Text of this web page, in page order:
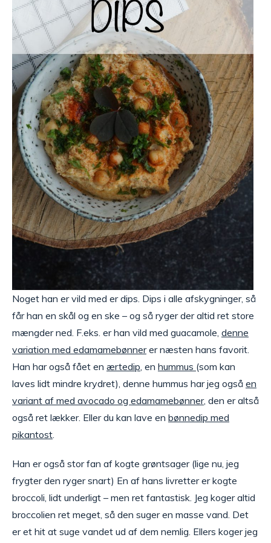
Noget han er vild med er dips. Dips i alle afskygninger, så
får han en skål og en ske – og så ryger der altid ret store
mængder ned. F.eks. er han vild med guacamole, denne
variation med edamamebønnerer næsten hans favorit.
Han har også fået en ærtedip, en hummus (som kan
laves lidt mindre krydret), denne hummus har jeg også en
variant af med avocado og edamamebønner, den er altså
også ret lækker. Eller du kan lave en bønnedip med
pikantost.
Han er også stor fan af kogte grøntsager (lige nu, jeg
frygter den ryger snart) En af hans livretter er kogte
broccoli, lidt underligt – men ret fantastisk. Jeg koger altid
broccolien ret meget, så den suger en masse vand. Det
er et hit at suge vandet ud af dem nemlig. Ellers koger jeg